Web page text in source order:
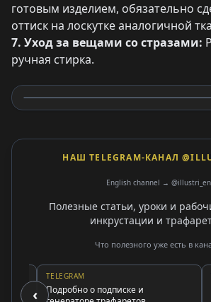
готовым изделием, обязательно
оттиск на лоскутке аналогичной
7. Уход за вещами со стразами:
ручная стирка.
НАШ TELEGRAM-КАНАЛ
English channel → @illustri_en
Полезные статьи, уроки и
инкрустации и
Что полезного уже есть в
‹
TELEGRAM
Подробно о подписке и